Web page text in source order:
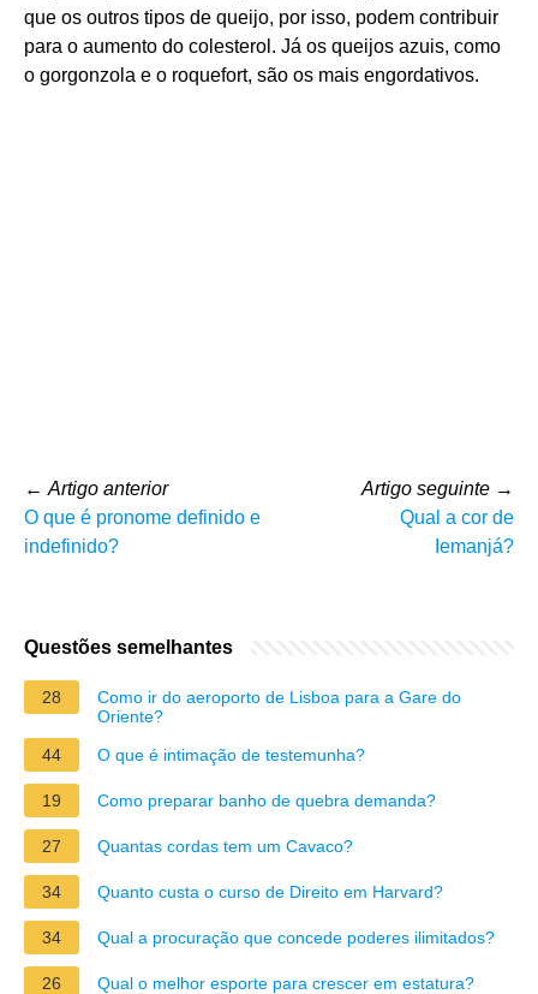
que os outros tipos de queijo, por isso, podem contribuir
para o aumento do colesterol. Já os queijos azuis, como
o gorgonzola e o roquefort, são os mais engordativos.
← Artigo anterior
O que é pronome definido e
indefinido?
Artigo seguinte →
Qual a cor de
Iemanjá?
Questões semelhantes
28
Como ir do aeroporto de Lisboa para a Gare do
Oriente?
44
O que é intimação de testemunha?
19 Como preparar banho de quebra demanda?
27 Quantas cordas tem um Cavaco?
34 Quanto custa o curso de Direito em Harvard?
34 Qual a procuração que concede poderes ilimitados?
26 Qual o melhor esporte para crescer em estatura?